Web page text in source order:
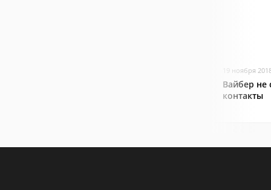
19 ноября
Вайбер не
контакты